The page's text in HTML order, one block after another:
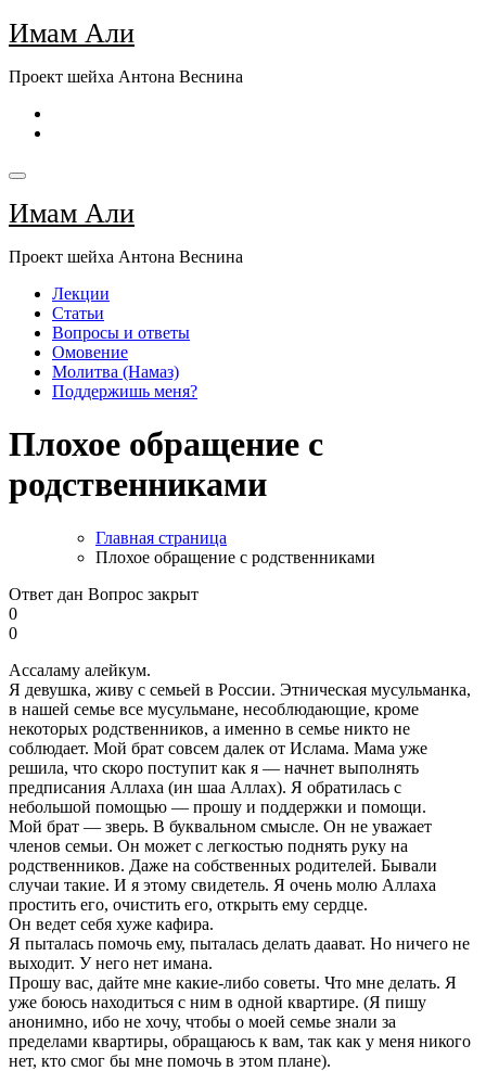
Перейти
к
Имам Али
Проект шейха Антона Веснина
Имам Али
Проект шейха Антона Веснина
Лекции
Статьи
Вопросы и ответы
Омовение
Молитва (Намаз)
Поддержишь меня?
Плохое обращение с
родственниками
Главная страница
Плохое обращение с родственниками
Ответ дан Вопрос закрыт
0
0
Ассаламу алейкум.
Я девушка, живу с семьей в России. Этническая мусульманка,
в нашей семье все мусульмане, несоблюдающие, кроме
некоторых родственников, а именно в семье никто не
соблюдает. Мой брат совсем далек от Ислама. Мама уже
решила, что скоро поступит как я — начнет выполнять
предписания Аллаха (ин шаа Аллах). Я обратилась с
небольшой помощью — прошу и поддержки и помощи.
Мой брат — зверь. В буквальном смысле. Он не уважает
членов семьи. Он может с легкостью поднять руку на
родственников. Даже на собственных родителей. Бывали
случаи такие. И я этому свидетель. Я очень молю Аллаха
простить его, очистить его, открыть ему сердце.
Он ведет себя хуже кафира.
Я пыталась помочь ему, пыталась делать даават. Но ничего не
выходит. У него нет имана.
Прошу вас, дайте мне какие-либо советы. Что мне делать. Я
уже боюсь находиться с ним в одной квартире. (Я пишу
анонимно, ибо не хочу, чтобы о моей семье знали за
пределами квартиры, обращаюсь к вам, так как у меня никого
нет, кто смог бы мне помочь в этом плане).